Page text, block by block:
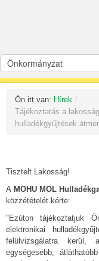
Ön itt van: Hírek /
Tájékoztatás a
hulladékgyűjtések
Tisztelt Lakosság!
A MOHU MOL
közzétételét kérte:
"Ezúton tájékoztatjuk
elektronikai
felülvizsgálatra
egységesebb,